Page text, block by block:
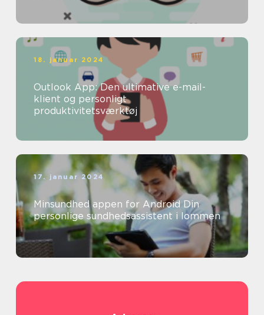
18. januar 2024
Outlook App: Den ultimative e-mail-
klient og personligt
produktivitetsværktøj
17. januar 2024
Minsundhed appen for Android Din
personlige sundhedsassistent i lommen